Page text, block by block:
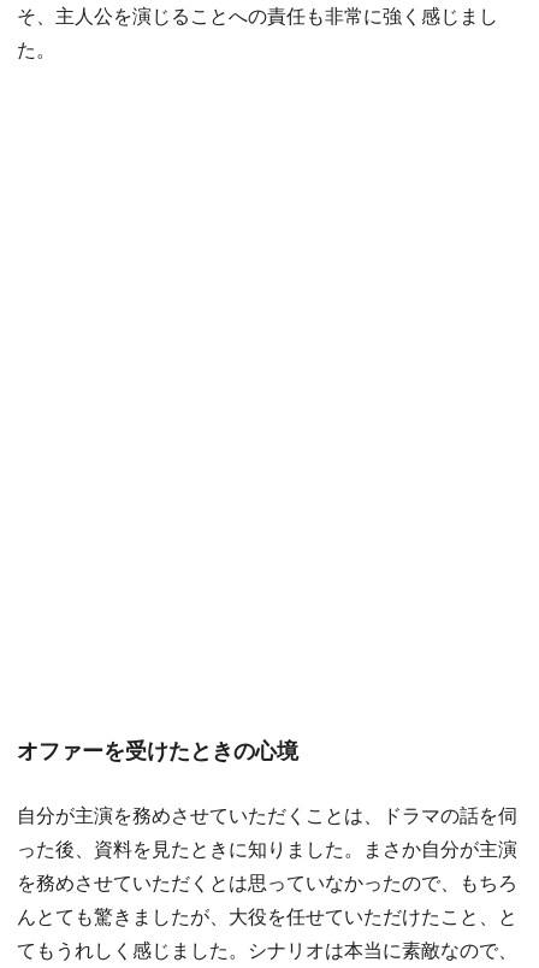
そ、主人公を演じることへの責任も非常に強く感じまし
た。
オファーを受けたときの心境
自分が主演を務めさせていただくことは、ドラマの話を伺
った後、資料を見たときに知りました。まさか自分が主演
を務めさせていただくとは思っていなかったので、もちろ
んとても驚きましたが、大役を任せていただけたこと、と
てもうれしく感じました。シナリオは本当に素敵なので、